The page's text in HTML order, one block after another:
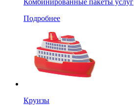
Комбинированные пакеты услуг
Подробнее
Круизы